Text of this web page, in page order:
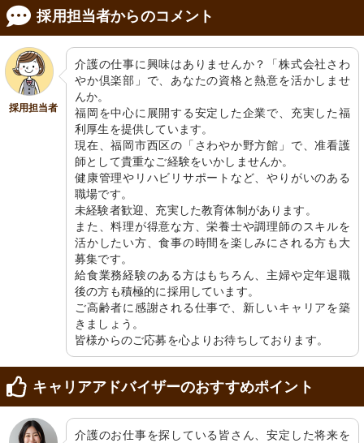
シンプルで清潔感のある洗面スペー
ス。使いやすさを考えた設計です。
診察室
整理されたファイルや備品が備え付け
られ、日々の業務に欠かせない空間で
す。お手伝いすることで多くを学べる
場所となっています。
採用担当者からのコメント
採用担当者
介護の仕事に興味はありませんか？「株式会社さわ
やか倶楽部」で、あなたの資格と熱意を活かしませ
んか。
福岡を中心に展開する安定した企業で、充実した福
利厚生を提供しています。
現在、福岡市西区の「さわやか野方館」で、准看護
師として貴重なご経験をいかしませんか。
健康管理やリハビリサポートなど、やりがいのある
職場です。
未経験者歓迎、充実した教育体制があります。
また、料理が得意な方、栄養士や調理師のスキルを
活かしたい方、食事の時間を楽しみにされる方も大
募集です。
給食業務経験のある方はもちろん、主婦や定年退職
後の方も積極的に採用しています。
ご高齢者に感謝される仕事で、新しいキャリアを築
きましょう。
皆様からのご応募を心よりお待ちしております。
キャリアアドバイザーのおすすめポイント
介護のお仕事を探している皆さん、安定した将来を